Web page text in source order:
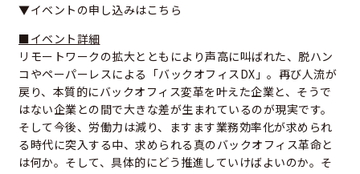
▼イベントの申し込みはこちら
■イベント詳細
リモートワークの拡大とともにより声高に叫ばれた、脱ハン
コやペーパーレスによる「バックオフィスDX」。再び人流が
戻り、本質的にバックオフィス変革を叶えた企業と、そうで
はない企業との間で大きな差が生まれているのが現実です。
そして今後、労働力は減り、ますます業務効率化が求められ
る時代に突入する中、求められる真のバックオフィス革命と
は何か。そして、具体的にどう推進していけばよいのか。そ